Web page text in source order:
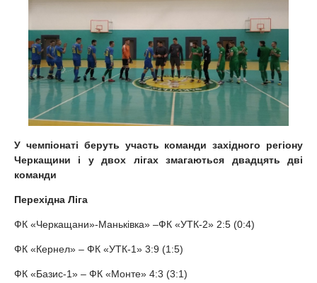
У чемпіонаті беруть участь команди західного регіону
Черкащини і у двох лігах змагаються двадцять дві
команди
Перехідна Ліга
ФК «Черкащани»-Маньківка» –ФК «УТК-2» 2:5 (0:4)
ФК «Кернел» – ФК «УТК-1» 3:9 (1:5)
ФК «Базис-1» – ФК «Монте» 4:3 (3:1)